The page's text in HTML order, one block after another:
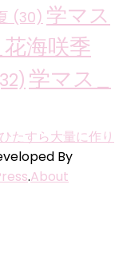
(30) 学マス
海咲季
学マス_
たすら大量に作り
By
.About